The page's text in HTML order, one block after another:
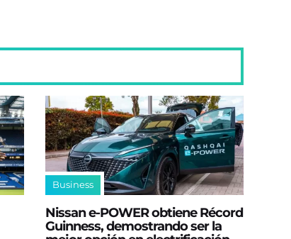
Business
Nissan e‑POWER obtiene Récord
Guinness, demostrando ser la